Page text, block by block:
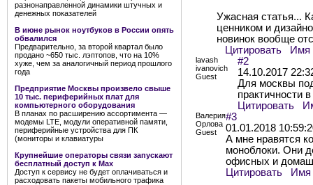
разнонаправленной динамики штучных и
денежных показателей
В июне рынок ноутбуков в России опять
обвалился
Предварительно, за второй квартал было
продано ~650 тыс. лэптопов, что на 10%
хуже, чем за аналогичный период прошлого
года
Предприятие Москвы произвело свыше
10 тыс. периферийных плат для
компьютерного оборудования
В планах по расширению ассортимента —
модемы LTE, модули оперативной памяти,
периферийные устройства для ПК
(мониторы и клавиатуры
Крупнейшие операторы связи запускают
бесплатный доступ к Мах
Доступ к сервису не будет оплачиваться и
расходовать пакеты мобильного трафика
Ужасная статья...
ценником и
новинок вообще
Цитировать
Имя
lavash
ivanovich
Guest
#2
14.10.2017
Для москвы
практичности
Цитировать
Валерия
Орлова
Guest
#3
01.01.2018
А мне нравятся
моноблоки. Они
офисных и
Цитировать
Имя